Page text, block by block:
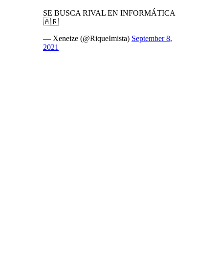
SE BUSCA RIVAL EN INFORMÁTICA
🇦🇷
— Xeneize (@RiqueImista) September 8,
2021